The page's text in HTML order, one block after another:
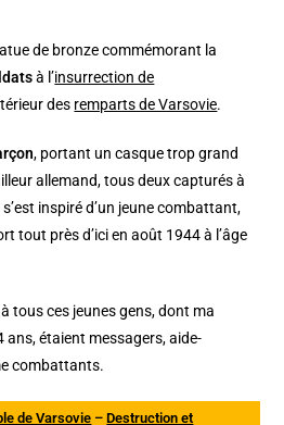
de bronze commémorant la
à l’insurrection de
des remparts de Varsovie.
, portant un casque trop grand
allemand, tous deux capturés à
s’est inspiré d’un jeune combattant,
tout près d’ici en août 1944 à l’âge
tous ces jeunes gens, dont ma
ans, étaient messagers, aide-
combattants.
de Varsovie –Destruction et